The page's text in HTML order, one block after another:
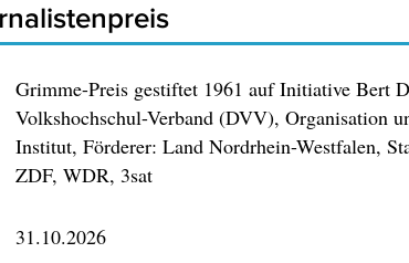
Grimme-Preis gestiftet 1961 auf Initiative Bert
Volkshochschul-Verband (DVV), Organisation
Institut, Förderer: Land Nordrhein-Westfalen,
ZDF, WDR, 3sat
31.10.2026